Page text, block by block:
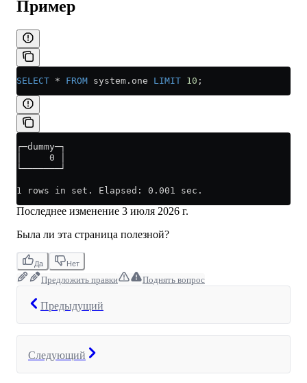
Пример
SELECT * FROM system . one LIMIT 10 ;
┌─dummy─┐
│     0 │
└───────┘
1 rows in set. Elapsed: 0.001 sec.
Последнее изменение 3 июля 2026 г.
Была ли эта страница полезной?
Да Нет
Предложить правки Поднять вопрос
Предыдущий
Следующий